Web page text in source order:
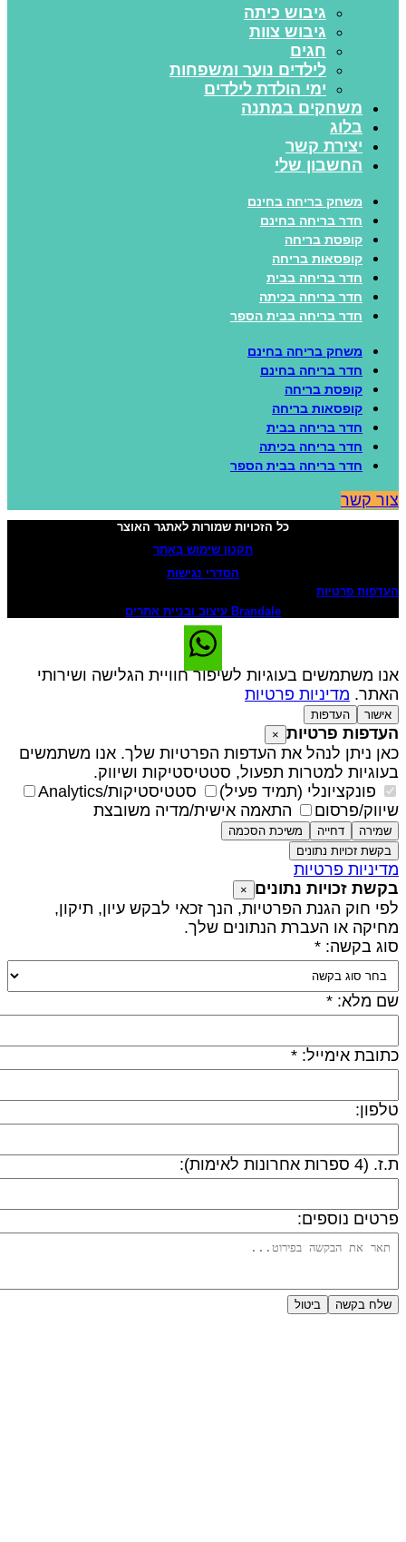
גיבוש כיתה
גיבוש צוות
חגים
לילדים נוער ומשפחות
ימי הולדת לילדים
משחקים במתנה
בלוג
יצירת קשר
החשבון שלי
משחק בריחה בחינם
חדר בריחה בחינם
קופסת בריחה
קופסאות בריחה
חדר בריחה בבית
חדר בריחה בכיתה
חדר בריחה בבית הספר
משחק בריחה בחינם
חדר בריחה בחינם
קופסת בריחה
קופסאות בריחה
חדר בריחה בבית
חדר בריחה בכיתה
חדר בריחה בבית הספר
קשר
כל הזכויות שמורות לאתגר האוצר
תקנון שימוש באתר
הסדרי נגישות
פרטיות
Brandale עיצוב ובניית אתרים
משתמשים בעוגיות לשיפור חוויית הגלישה ושירותי
מדיניות פרטיות
אישור העדפות
פרטיות ×
ניתן לנהל את העדפות הפרטיות שלך. אנו משתמשים
למטרות תפעול, סטטיסטיקות ושיווק.
פונקציונלי (תמיד פעיל)
סטטיסטיקות/Analytics
פרסום
התאמה אישית/מדיה משובצת
שמירה דחייה
משיכת הסכמה
בקשת זכויות נתונים
פרטיות
זכויות נתונים
חוק הגנת הפרטיות, הנך זכאי לבקש עיון, תיקון,
או העברת הנתונים שלך.
בקשה: *
מלא: *
אימייל: *
ספרות אחרונות לאימות):
נוספים:
שלח בקשה ביטול